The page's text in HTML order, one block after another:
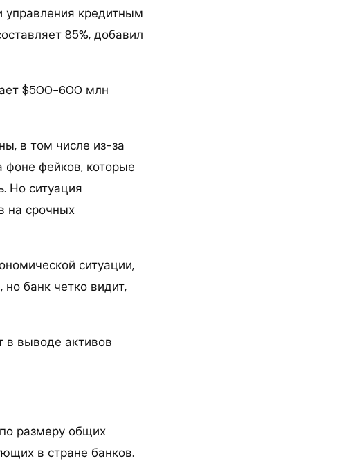
управления кредитным
85%, добавил
$500−600 млн
в том числе из-за
фоне фейков, которые
Но ситуация
на срочных
ситуации,
банк четко видит,
в выводе активов
размеру общих
в стране банков.